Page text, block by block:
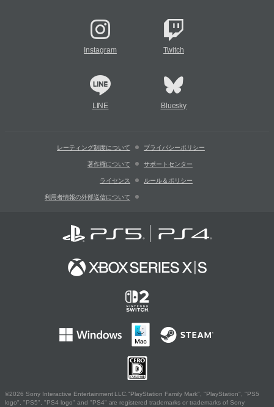
Instagram Twitch
LINE Bluesky
レーティング制度について プライバシーポリシー
著作権について サポートセンター
ライセンス ルール＆ポリシー
利用者情報の外部送信について
©2026 Sony Interactive Entertainment LLC."PlayStation Family Mark", "PlayStation", "PS5
logo", "PS5", "PS4 logo" and "PS4" are registered trademarks or trademarks of Sony